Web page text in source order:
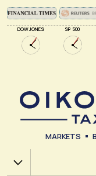
DOW JONES SP 500
MARKETS
Χ.Α.